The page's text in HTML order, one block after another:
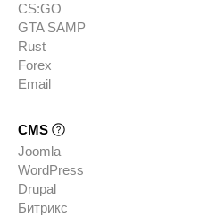
CS:GO
GTA SAMP
Rust
Forex
Email
CMS
Joomla
WordPress
Drupal
Битрикс